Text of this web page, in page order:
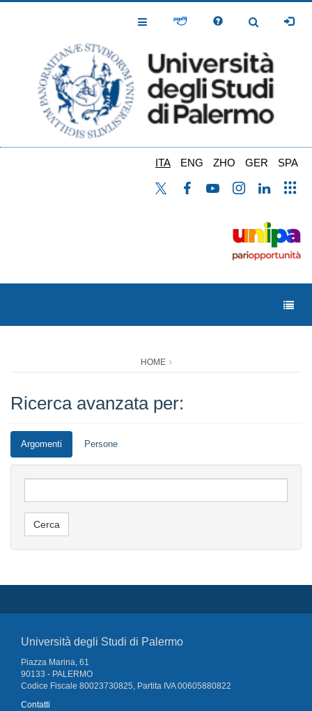
Toggle
Toggle
ITA ENG ZHO GER SPA
HOME
Ricerca avanzata per:
Argomenti Persone
Università degli Studi di Palermo
Piazza Marina, 61
90133 - PALERMO
Codice Fiscale 80023730825, Partita IVA 00605880822
Contatti